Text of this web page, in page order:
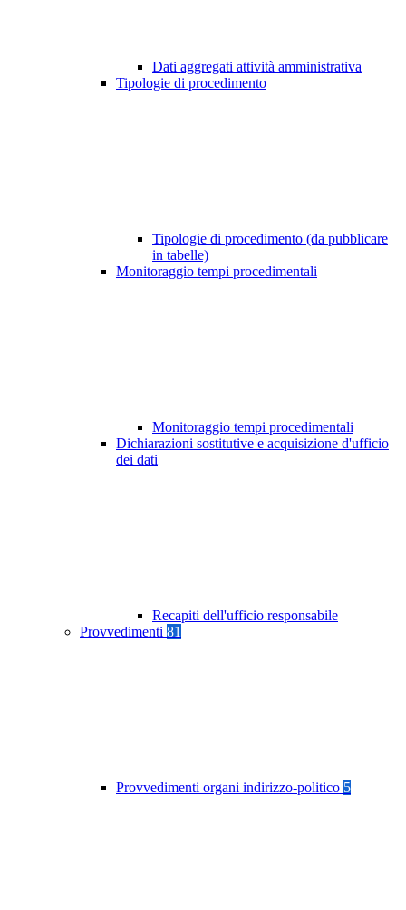
Dati aggregati attività amministrativa
Tipologie di procedimento
Tipologie di procedimento (da pubblicare
in tabelle)
Monitoraggio tempi procedimentali
Monitoraggio tempi procedimentali
Dichiarazioni sostitutive e acquisizione d'ufficio
dei dati
Recapiti dell'ufficio responsabile
Provvedimenti 81
Provvedimenti organi indirizzo-politico 5